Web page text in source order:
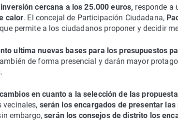
cercana a los 25.000 euros, responde a
calor. El concejal de Participación Ciudadana,
permite a los ciudadanos proponer y decidir
ultima nuevas bases para los presupuestos
de forma presencial y darán mayor
en cuanto a la selección de las
vecinales, serán los encargados de presentar las
embargo,serán los consejos de distrito los